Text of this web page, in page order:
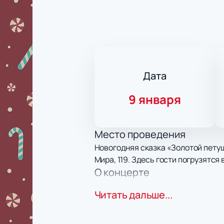
Дата
9 января
Место проведения
Новогодняя сказка «Золотой
Мира, 119. Здесь гости
О концерте
видеопроекции создают особое
Читать дальше...